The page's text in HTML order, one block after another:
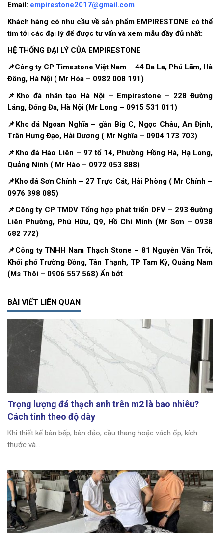
Email: empirestone2017@gmail.com
Khách hàng có nhu cầu về sản phẩm EMPIRESTONE có thể
tìm tới các đại lý để được tư vấn và xem mẫu đầy đủ nhất:
HỆ THỐNG ĐẠI LÝ CỦA EMPIRESTONE
📌Công ty CP Timestone Việt Nam – 44 Ba La, Phú Lãm, Hà
Đông, Hà Nội ( Mr Hóa – 0982 008 191)
📌Kho đá nhân tạo Hà Nội – Empirestone – 228 Đường
Láng, Đống Đa, Hà Nội (Mr Long – 0915 531 011)
📌Kho đá Ngoan Nghĩa – gần Big C, Ngọc Châu, An Định,
Trần Hưng Đạo, Hải Dương ( Mr Nghĩa – 0904 173 703)
📌Kho đá Hào Liên – 97 tổ 14, Phường Hồng Hà, Hạ Long,
Quảng Ninh ( Mr Hào – 0972 053 888)
📌Kho đá Sơn Chính – 27 Trực Cát, Hải Phòng ( Mr Chính –
0976 398 085)
📌Công ty CP TMDV Tổng hợp phát triển DFV – 293 Đường
Liên Phường, Phú Hữu, Q9, Hồ Chí Minh (Mr Sơn – 0938
682 772)
📌Công ty TNHH Nam Thạch Stone – 81 Nguyễn Văn Trỗi,
Khối phố Trường Đồng, Tân Thạnh, TP Tam Kỳ, Quảng Nam
(Ms Thôi – 0906 557 568) Ẩn bớt
BÀI VIẾT LIÊN QUAN
Trọng lượng đá thạch anh trên m2 là bao nhiêu?
Cách tính theo độ dày
Khi thiết kế bàn bếp, bàn đảo, cầu thang hoặc vách ốp, kích
thước và...